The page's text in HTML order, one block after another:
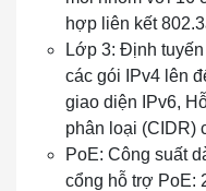
hợp liên kết
Lớp 3: Định
các gói IPv4 lên
giao diện IPv6,
phân loại (CIDR)
PoE: Công suất
cổng hỗ trợ PoE: